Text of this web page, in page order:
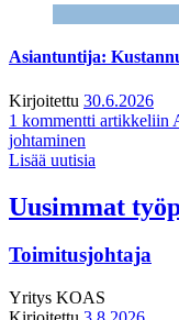
Asiantuntija:
Kirjoitettu 30.6.2026
1 kommentti artikkeliin
johtaminen
Lisää uutisia
Uusimmat
Toimitusjohtaja
Yritys KOAS